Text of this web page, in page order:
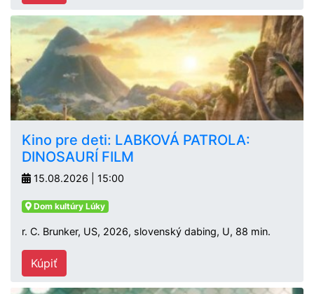
Kino pre deti: LABKOVÁ PATROLA:
DINOSAURÍ FILM
15.08.2026 | 15:00
Dom kultúry Lúky
r. C. Brunker, US, 2026, slovenský dabing, U, 88 min.
Kúpiť